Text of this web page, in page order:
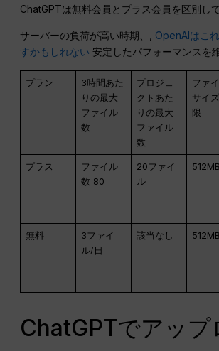
ChatGPTは無料会員とプラス会員を区別し
サーバーの負荷が高い時期、, OpenAIはこ
すかもしれない 安定したパフォーマンスを
プラン
3時間あた
りの最大
ファイル
数
プロジェ
クトあた
りの最大
ファイル
数
ファ
サイ
限
プラス
ファイル
数 80
20ファイ
ル
512MB
無料
3ファイ
ル/日
該当なし 512MB
ChatGPTでアップ